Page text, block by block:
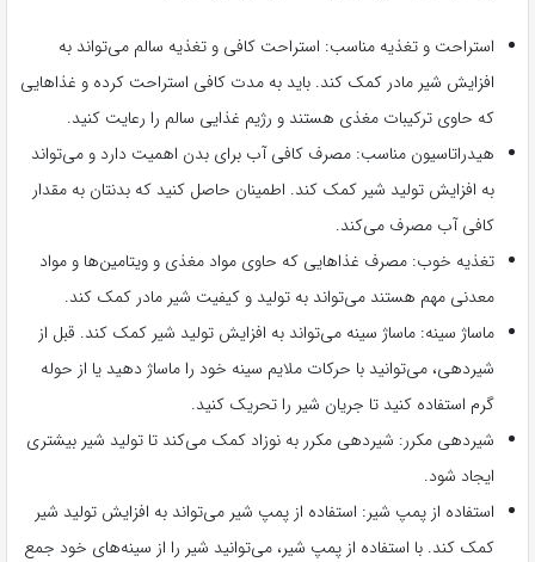
استراحت و تغذیه مناسب: استراحت کافی و تغذیه سالم می‌تواند به
افزایش شیر مادر کمک کند. باید به مدت کافی استراحت کرده و غذاهایی
که حاوی ترکیبات مغذی هستند و رژیم غذایی سالم را رعایت کنید.
هیدراتاسیون مناسب: مصرف کافی آب برای بدن اهمیت دارد و می‌تواند
به افزایش تولید شیر کمک کند. اطمینان حاصل کنید که بدنتان به مقدار
کافی آب مصرف می‌کند.
تغذیه خوب: مصرف غذاهایی که حاوی مواد مغذی و ویتامین‌ها و مواد
معدنی مهم هستند می‌تواند به تولید و کیفیت شیر مادر کمک کند.
ماساژ سینه: ماساژ سینه می‌تواند به افزایش تولید شیر کمک کند. قبل از
شیردهی، می‌توانید با حرکات ملایم سینه خود را ماساژ دهید یا از حوله
گرم استفاده کنید تا جریان شیر را تحریک کنید.
شیردهی مکرر: شیردهی مکرر به نوزاد کمک می‌کند تا تولید شیر بیشتری
ایجاد شود.
استفاده از پمپ شیر: استفاده از پمپ شیر می‌تواند به افزایش تولید شیر
کمک کند. با استفاده از پمپ شیر، می‌توانید شیر را از سینه‌های خود جمع